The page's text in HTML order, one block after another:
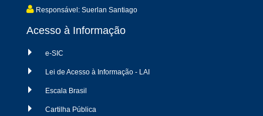
Responsável: Suerlan Santiago
Acesso à Informação
e-SIC
Lei de Acesso à Informação - LAI
Escala Brasil
Cartilha Pública